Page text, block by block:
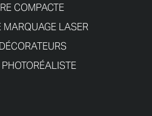
COMPACTE
MARQUAGE LASER